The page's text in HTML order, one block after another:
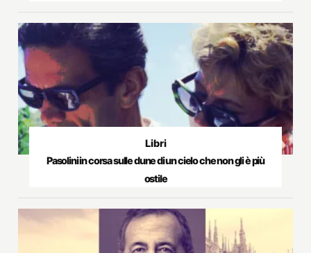
Libri
Pasolini in corsa sulle dune di un cielo che non gli è più
ostile